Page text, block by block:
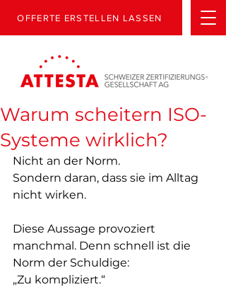
OFFERTE ERSTELLEN LASSEN
Warum scheitern ISO-
Systeme wirklich?
Nicht an der Norm.
Sondern daran, dass sie im Alltag
nicht wirken.
Diese Aussage provoziert
manchmal. Denn schnell ist die
Norm der Schuldige:
„Zu kompliziert.“